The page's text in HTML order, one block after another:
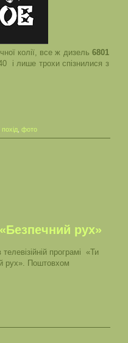
колії, все ж дизель 6801
і лише трохи спізнилися з
похід, фото
рух»
програмі «Ти
рух». Поштовхом